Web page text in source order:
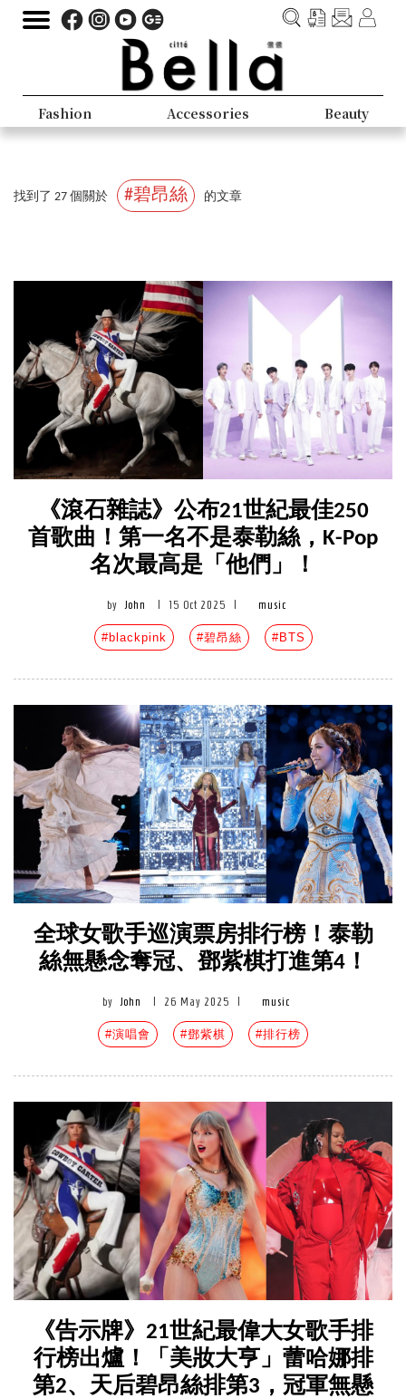
Fashion Accessories Beauty
找到了 27 個關於 #碧昂絲 的文章
《滾石雜誌》公布21世紀最佳250
首歌曲！第一名不是泰勒絲，K-Pop
名次最高是「他們」！
by John 15 Oct 2025 music
#blackpink #碧昂絲 #BTS
全球女歌手巡演票房排行榜！泰勒
絲無懸念奪冠、鄧紫棋打進第4！
by John 26 May 2025 music
#演唱會 #鄧紫棋 #排行榜
《告示牌》21世紀最偉大女歌手排
行榜出爐！「美妝大亨」蕾哈娜排
第2、天后碧昂絲排第3，冠軍無懸